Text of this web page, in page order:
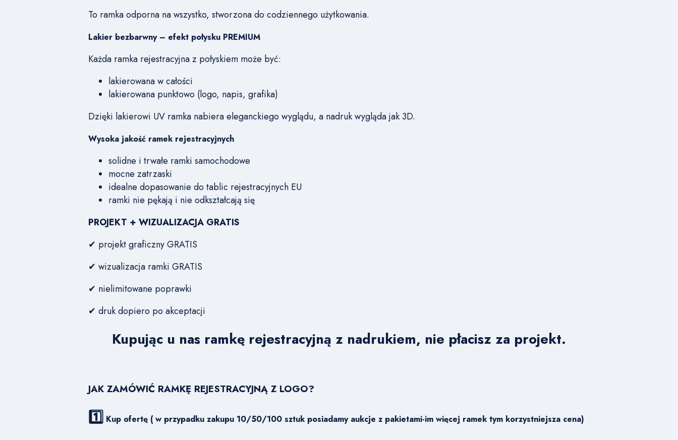
To ramka odporna na wszystko, stworzona do codziennego użytkowania.
Lakier bezbarwny – efekt połysku PREMIUM
Każda ramka rejestracyjna z połyskiem może być:
lakierowana w całości
lakierowana punktowo (logo, napis, grafika)
Dzięki lakierowi UV ramka nabiera eleganckiego wyglądu, a nadruk wygląda jak 3D.
Wysoka jakość ramek rejestracyjnych
solidne i trwałe ramki samochodowe
mocne zatrzaski
idealne dopasowanie do tablic rejestracyjnych EU
ramki nie pękają i nie odkształcają się
PROJEKT + WIZUALIZACJA GRATIS
✔ projekt graficzny GRATIS
✔ wizualizacja ramki GRATIS
✔ nielimitowane poprawki
✔ druk dopiero po akceptacji
Kupując u nas ramkę rejestracyjną z nadrukiem, nie płacisz za projekt.
JAK ZAMÓWIĆ RAMKĘ REJESTRACYJNĄ Z LOGO?
1️⃣ Kup ofertę ( w przypadku zakupu 10/50/100 sztuk posiadamy aukcje z pakietami-im więcej ramek tym korzystniejsza cena)